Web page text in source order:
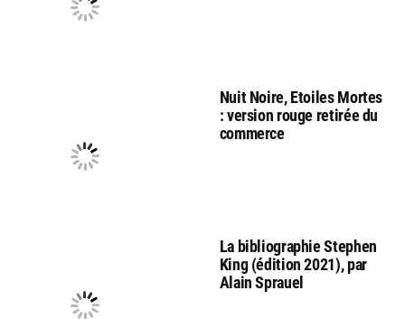
Nuit Noire, Etoiles Mortes
: version rouge retirée du
commerce
La bibliographie Stephen
King (édition 2021), par
Alain Sprauel